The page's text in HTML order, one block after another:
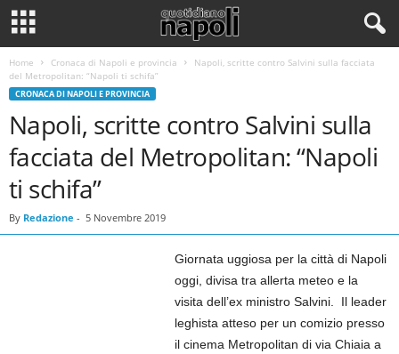
Home Cronaca di Napoli e provincia
Napoli, scritte contro Salvini sulla facciata
del Metropolitan: “Napoli ti schifa”
CRONACA DI NAPOLI E PROVINCIA
Napoli, scritte contro Salvini sulla
facciata del Metropolitan: “Napoli
ti schifa”
By Redazione - 5 Novembre 2019
Giornata uggiosa per la città di Napoli
oggi, divisa tra allerta meteo e la
visita dell’ex ministro Salvini. Il leader
leghista atteso per un comizio presso
il cinema Metropolitan di via Chiaia a